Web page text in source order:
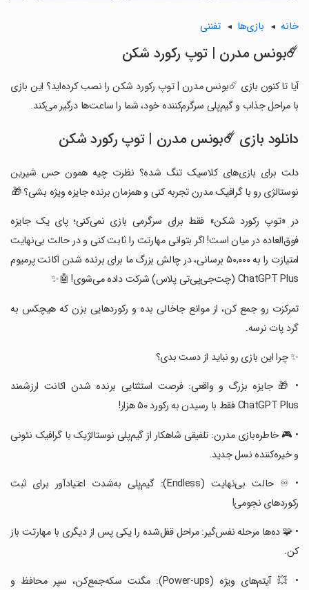
خانه بازی‌ها تفننی
‏‏☄️بونس مدرن | توپ رکورد شکن
آیا تا کنون بازی ‏‏☄️بونس مدرن | توپ رکورد شکن را نصب کرده‌اید؟ این بازی
با مراحل جذاب و گیم‌پلی سرگرم‌کننده خود، شما را ساعت‌ها درگیر می‌کند.
دانلود بازی ‏‏☄️بونس مدرن | توپ رکورد شکن
‏‏دلت برای بازی‌های کلاسیک تنگ شده؟ نظرت چیه همون حس شیرین
نوستالژی رو با گرافیک مدرن تجربه کنی و همزمان برنده جایزه ویژه بشی؟ 🎁
‏‏در «توپ رکورد شکن» فقط برای سرگرمی بازی نمی‌کنی؛ پای یک جایزه
فوق‌العاده در میان است! اگر بتوانی مهارتت را ثابت کنی و در حالت بی‌نهایت
امتیازت را به ۵۰,۰۰۰ برسانی، در چالش بزرگ ما برای برنده شدن اکانت پرمیوم
ChatGPT Plus (چت‌جی‌پی‌تی پلاس) شرکت داده می‌شوی! 🤖✨
‏‏تمرکزت رو جمع کن، از موانع جاخالی بده و رکوردهایی بزن که هیچکس به
گرد پات نرسه.
‏‏✨ چرا این بازی رو نباید از دست بدی؟
‏‏• 🎁 جایزه بزرگ و واقعی: فرصت استثنایی برنده شدن اکانت ارزشمند
ChatGPT Plus فقط با رسیدن به رکورد ۵۰ هزار!
‏‏• 🎮 خاطره‌بازی مدرن: تلفیقی شاهکار از گیم‌پلی نوستالژیک با گرافیک نئونی
و خیره‌کننده نسل جدید.
‏‏• ♾️ حالت بی‌نهایت (Endless): گیم‌پلی به‌شدت اعتیادآور برای ثبت
رکوردهای نجومی!
‏‏• 🧩 ده‌ها مرحله نفس‌گیر: مراحل قفل‌شده را یکی پس از دیگری با مهارتت باز
کن.
‏‏• 💥 آیتم‌های ویژه (Power-ups): مگنت سکه‌جمع‌کن، سپر محافظ و